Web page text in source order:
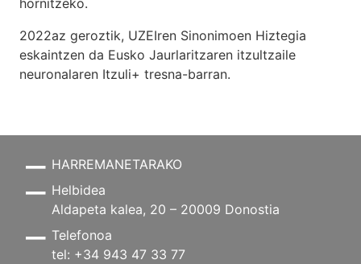
hornitzeko.
2022az geroztik, UZEIren Sinonimoen Hiztegia
eskaintzen da Eusko Jaurlaritzaren itzultzaile
neuronalaren Itzuli+ tresna-barran.
HARREMANETARAKO
Helbidea
Aldapeta kalea, 20 – 20009 Donostia
Telefonoa
tel: +34 943 47 33 77